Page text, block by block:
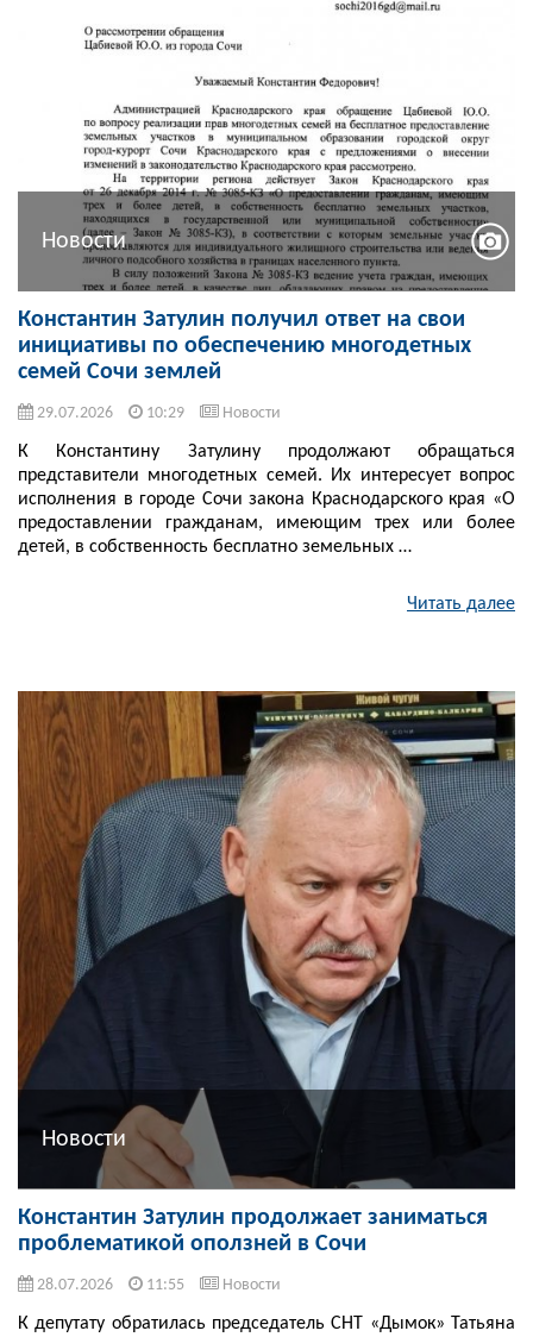
Новости
Константин Затулин получил ответ на свои
инициативы по обеспечению многодетных
семей Сочи землей
29.07.2026 10:29 Новости
К Константину Затулину продолжают обращаться
представители многодетных семей. Их интересует вопрос
исполнения в городе Сочи закона Краснодарского края «О
предоставлении гражданам, имеющим трех или более
детей, в собственность бесплатно земельных …
Читать далее
Новости
Константин Затулин продолжает заниматься
проблематикой оползней в Сочи
28.07.2026 11:55 Новости
К депутату обратилась председатель СНТ «Дымок» Татьяна